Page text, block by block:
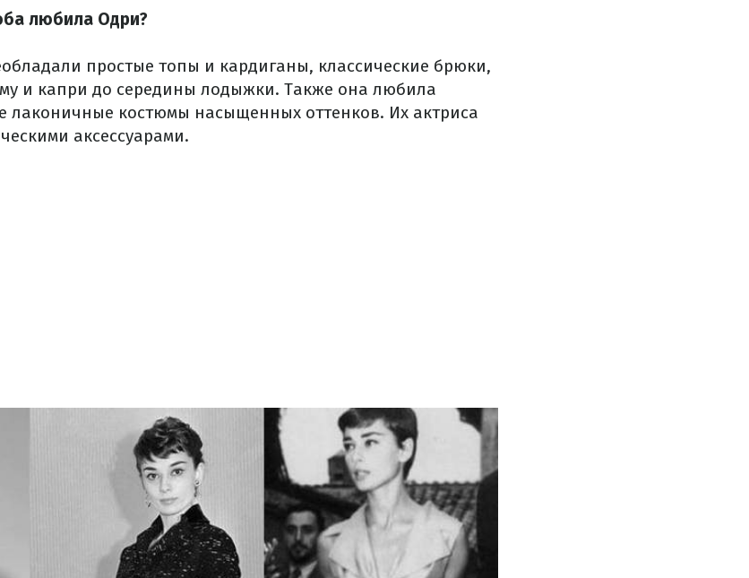
любила Одри?
простые топы и кардиганы, классические брюки,
и капри до середины лодыжки. Также она любила
лаконичные костюмы насыщенных оттенков. Их актриса
аксессуарами.